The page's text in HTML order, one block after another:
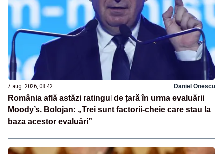
7 aug. 2026, 08:42 Daniel Onescu
România află astăzi ratingul de țară în urma evaluării
Moody’s. Bolojan: „Trei sunt factorii-cheie care stau la
baza acestor evaluări”